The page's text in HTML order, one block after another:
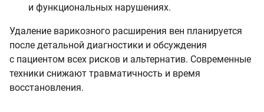
и функциональных нарушениях.
Удаление варикозного расширения вен планируется
после детальной диагностики и обсуждения
с пациентом всех рисков и альтернатив. Современные
техники снижают травматичность и время
восстановления.